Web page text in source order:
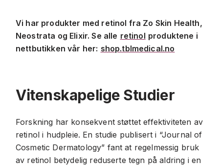
Vi har produkter med retinol fra Zo Skin Health,
Neostrata og Elixir. Se alle retinol produktene i
nettbutikken vår her: shop.tblmedical.no
Vitenskapelige Studier
Forskning har konsekvent støttet effektiviteten av
retinol i hudpleie. En studie publisert i “Journal of
Cosmetic Dermatology” fant at regelmessig bruk
av retinol betydelig reduserte tegn på aldring i en